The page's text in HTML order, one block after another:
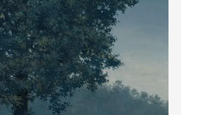
گوستاو کلیمت